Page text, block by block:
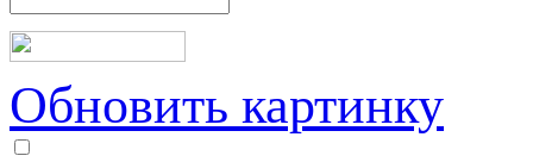
Обновить картинку